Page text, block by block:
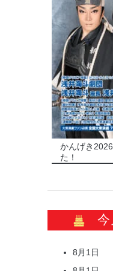
かんげき
た！
今
8月1日